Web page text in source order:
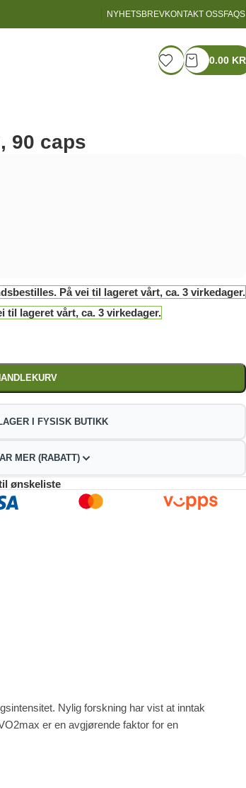
NYHETSBREVKONTAKT OSSFAQS
0.00 KR
90 caps
På vei til lageret vårt, ca. 3 virkedager.
til lageret vårt, ca. 3 virkedager.
I FYSISK BUTIKK
MER (RABATT)
5-9
kr
10+
213.85 kr
ønskeliste
Nylig forskning har vist at inntak
er en avgjørende faktor for en